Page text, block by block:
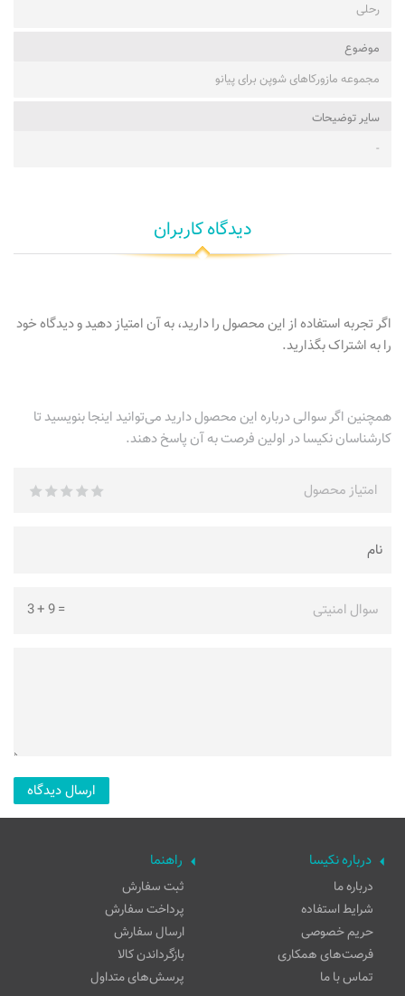
رحلی
موضوع
مجموعه مازورکاهای شوپن برای پیانو
ساير توضيحات
-
دیدگاه کاربران
اگر تجربه استفاده از این محصول را دارید، به آن امتیاز دهید و دیدگاه خود
را به اشتراک بگذارید.
همچنین اگر سوالی درباره این محصول دارید می‌توانید اینجا بنویسید تا
کارشناسان نکیسا در اولین فرصت به آن پاسخ دهند.
امتیاز محصول
سوال امنیتی =
9
+
3
درباره نکیسا
درباره ما
شرایط استفاده
حریم خصوصی
فرصت‌های همکاری
تماس با ما
راهنما
ثبت سفارش
پرداخت سفارش
ارسال سفارش
بازگرداندن کالا
پرسش‌های متداول